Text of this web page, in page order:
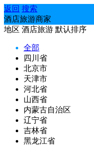
返回 搜索
酒店旅游商家
地区 酒店旅游 默认排序
全部
四川省
北京市
天津市
河北省
山西省
内蒙古自治区
辽宁省
吉林省
黑龙江省